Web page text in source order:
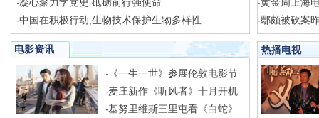
·
·中国在积极行动,生物技术保护生物多样性
·
·鄢颇被砍案
电影资讯
· 《一生一世》参展伦敦电影节
·麦庄新作《听风者》十月开机
·基努里维斯三里屯看《白蛇》
热播电视